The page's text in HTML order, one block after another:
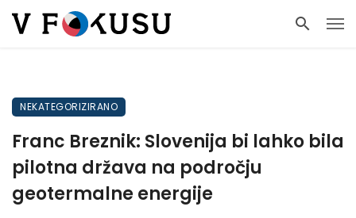
NEKATEGORIZIRANO
Franc Breznik: Slovenija bi lahko bila
pilotna država na področju
geotermalne energije